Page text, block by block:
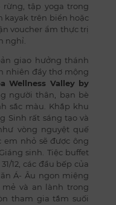
tập yoga trong
kayak trên biển hoặc
voucher ẩm thực trị
nghỉ.
giao hưởng thánh
nhiên đầy thơ mộng
Wellness Valley by
người thân, bạn bè
sắc màu. Khắp khu
Sinh rất sáng tạo và
vòng nguyệt quế
em nhỏ sẽ được ông
sinh. Tiệc buffet
12, các đầu bếp của
Á- Âu ngon miệng
và an lành trong
tham gia tắm suối